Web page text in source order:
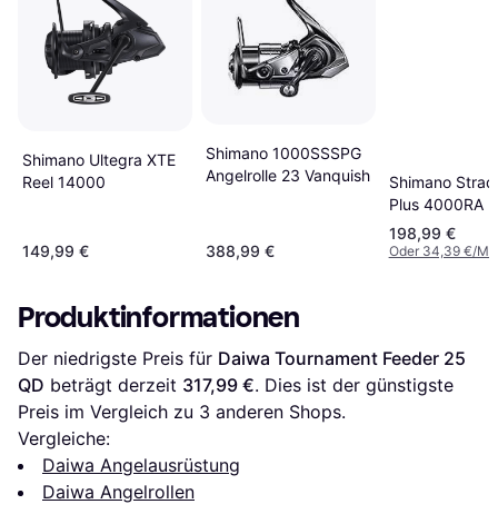
Shimano Ultegra XTE
Reel 14000
149,99 €
Shimano 1000SSSPG
Angelrolle 23 Vanquish
388,99 €
Shimano
Plus 4000RA
198,99 €
Oder 34,39 €/
Produktinformationen
Der niedrigste Preis für Daiwa Tournament Feeder 25
QD beträgt derzeit 317,99 €. Dies ist der günstigste
Preis im Vergleich zu 3 anderen Shops.
Vergleiche:
Daiwa Angelausrüstung
Daiwa Angelrollen